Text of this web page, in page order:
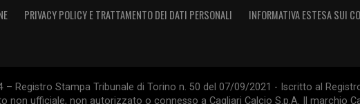
PRIVACY POLICY E TRATTAMENTO DEI DATI PERSONALI INFORMATIVA ESTESA SUI
Registro Stampa Tribunale di Torino n. 50 del 07/09/2021 - Iscritto al
non ufficiale, non autorizzato o connesso a Cagliari Calcio S.p.A. Il marchio